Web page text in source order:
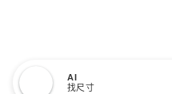
AI
找尺寸